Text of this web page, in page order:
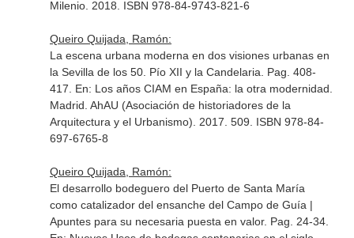
Milenio. 2018. ISBN 978-84-9743-821-6
Queiro Quijada, Ramón:
La escena urbana moderna en dos visiones urbanas en
la Sevilla de los 50. Pío XII y la Candelaria. Pag. 408-
417. En: Los años CIAM en España: la otra modernidad
Madrid. AhAU (Asociación de historiadores de la
Arquitectura y el Urbanismo). 2017. 509. ISBN 978-84-
697-6765-8
Queiro Quijada, Ramón:
El desarrollo bodeguero del Puerto de Santa María
como catalizador del ensanche del Campo de Guía |
Apuntes para su necesaria puesta en valor. Pag. 24-34.